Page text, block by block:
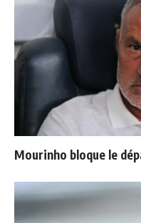
Mourinho bloque le